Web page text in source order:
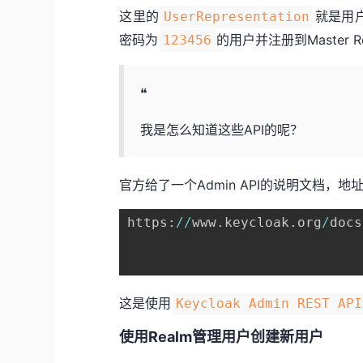
这里的 UserRepresentation 就是用
密码为 123456 的用户并注册到Master
❝
我是怎么知道这些API的呢？
官方给了一个Admin API的说明文档，地
https : //www. keycloak . org/docs
这是使用 Keycloak Admin REST API
使用Realm管理用户创建新用户